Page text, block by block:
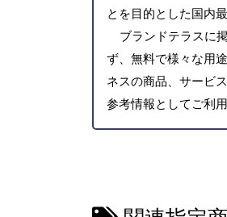
とを目的とした国内
ブランドテラスに
ず、無料で様々な用
ネスの商品、サービ
参考情報としてご利用